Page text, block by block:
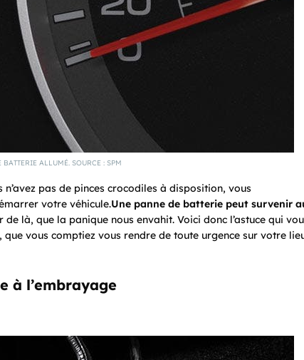
BATTERIE ALLUMÉ. SOURCE : SPM
pas de pinces crocodiles à disposition, vous
votre véhicule.Une panne de batterie peut survenir
de là, que la panique nous envahit. Voici donc l’astuce qui
vous comptiez vous rendre de toute urgence sur votre
à l’embrayage